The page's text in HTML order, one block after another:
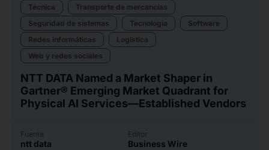
Técnica
Transporte de mercancías
Seguridad de sistemas
Tecnología
Software
Redes informáticas
Logística
Web y redes sociales
NTT DATA Named a Market Shaper in
Gartner® Emerging Market Quadrant for
Physical AI Services—Established Vendors
Fuente
ntt data
Editor
Business Wire